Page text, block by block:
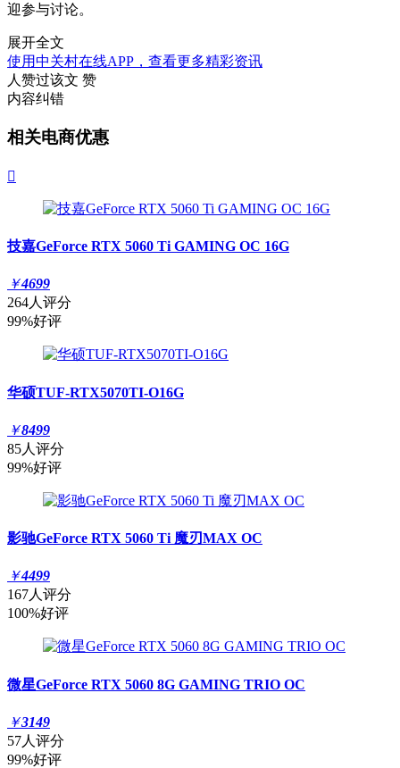
迎参与讨论。
展开全文
使用中关村在线APP，查看更多精彩资讯
人赞过该文 赞
内容纠错
相关电商优惠

技嘉GeForce RTX 5060 Ti GAMING OC 16G
￥4699
264人评分
99%好评
华硕TUF-RTX5070TI-O16G
￥8499
85人评分
99%好评
影驰GeForce RTX 5060 Ti 魔刃MAX OC
￥4499
167人评分
100%好评
微星GeForce RTX 5060 8G GAMING TRIO OC
￥3149
57人评分
99%好评